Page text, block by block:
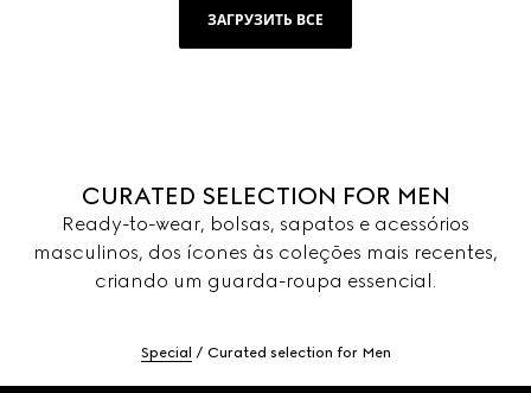
ЗАГРУЗИТЬ ВСЕ
CURATED SELECTION FOR MEN
Ready-to-wear, bolsas, sapatos e acessórios
masculinos, dos ícones às coleções mais recentes,
criando um guarda-roupa essencial.
Special Curated selection for Men